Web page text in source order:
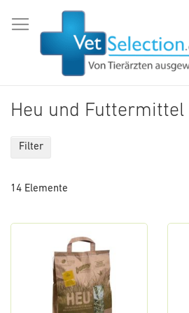
Inhalt
springen
Heu und Futtermittel
14 Elemente
Filter